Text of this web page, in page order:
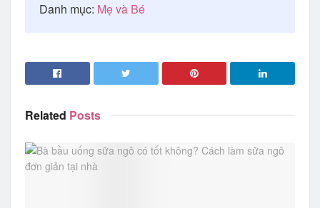
Danh mục: Mẹ và Bé
Related Posts